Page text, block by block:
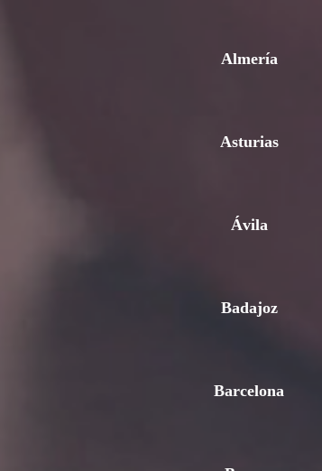
Almería
Asturias
Ávila
Badajoz
Barcelona